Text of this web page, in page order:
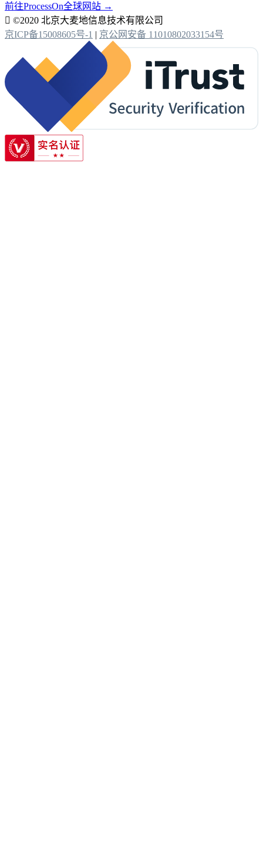
前往ProcessOn全球网站 →
 ©2020 北京大麦地信息技术有限公司
京ICP备15008605号-1 | 京公网安备 11010802033154号